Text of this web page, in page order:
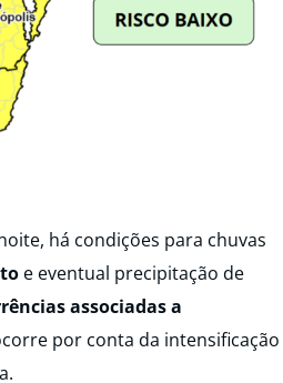
há condições para chuvas
e eventual precipitação de
associadas a
por conta da intensificação